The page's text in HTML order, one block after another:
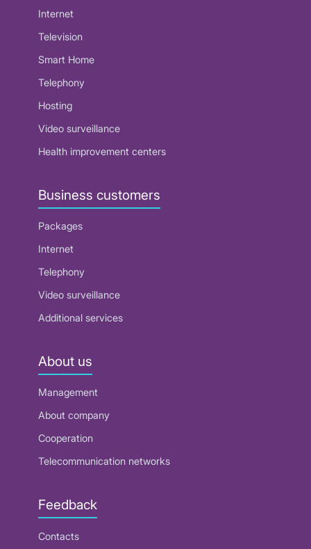
Internet
Television
Smart Home
Telephony
Hosting
Video surveillance
Health improvement centers
Business customers
Packages
Internet
Telephony
Video surveillance
Additional services
About us
Management
About company
Cooperation
Telecommunication networks
Feedback
Contacts